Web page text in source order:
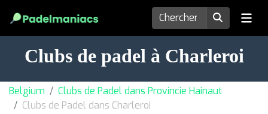
Clubs de padel à Charleroi
Belgium
Clubs de Padel dans Provincie Hainaut
Clubs de Padel dans Charleroi